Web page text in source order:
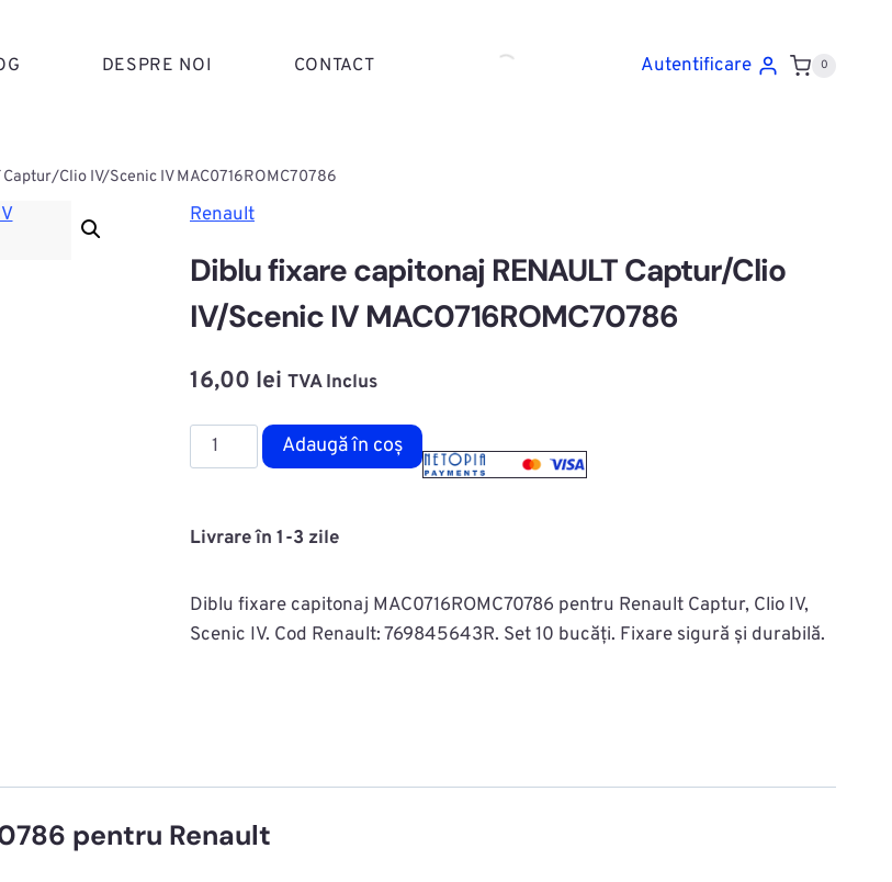
DESPRE NOI CONTACT Autentificare 0
Clio IV/Scenic IV MAC0716ROMC70786
Renault
Diblu fixare capitonaj RENAULT Captur/Clio
IV/Scenic IV MAC0716ROMC70786
16,00 lei TVA Inclus
Cantitate
Diblu
capitonaj
IV/Scenic
IV
Adaugă în coș
Livrare în 1-3 zile
Diblu fixare capitonaj MAC0716ROMC70786 pentru Renault Captur, Clio IV,
Scenic IV. Cod Renault: 769845643R. Set 10 bucăți. Fixare sigură și durabilă.
pentru Renault